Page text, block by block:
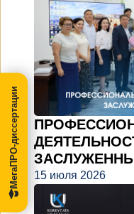
15 июля 2026
МегаПРО-диссертации